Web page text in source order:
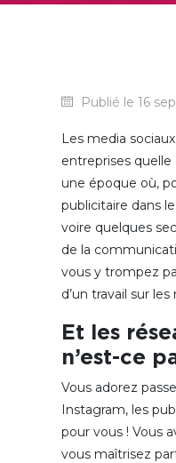
Publié le 16
Les media
entreprises
une époque où,
publicitaire dans
voire quelques
de la
vous y trompez
d’un travail sur les
Et les
n’est-ce
Vous adorez
Instagram, les
pour vous ! Vous
vous maîtrisez